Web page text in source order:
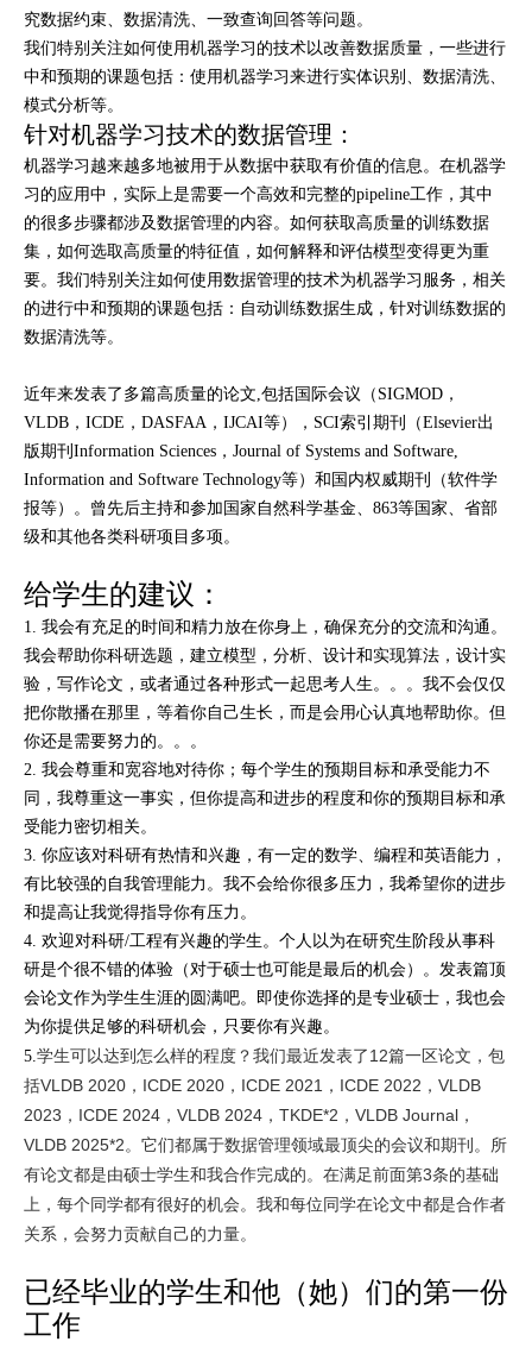
究数据约束、数据清洗、一致查询回答等问题。
我们特别关注如何使用机器学习的技术以改善数据质量，一些进行
中和预期的课题包括：使用机器学习来进行实体识别、数据清洗、
模式分析等。
针对机器学习技术的数据管理：
机器学习越来越多地被用于从数据中获取有价值的信息。在机器学
习的应用中，实际上是需要一个高效和完整的pipeline工作，其中
的很多步骤都涉及数据管理的内容。如何获取高质量的训练数据
集，如何选取高质量的特征值，如何解释和评估模型变得更为重
要。我们特别关注如何使用数据管理的技术为机器学习服务，相关
的进行中和预期的课题包括：自动训练数据生成，针对训练数据的
数据清洗等。
近年来发表了多篇高质量的论文,包括国际会议（SIGMOD，
VLDB，ICDE，DASFAA，IJCAI等），SCI索引期刊（Elsevier出
版期刊Information Sciences，Journal of Systems and Software,
Information and Software Technology等）和国内权威期刊（软件学
报等）。曾先后主持和参加国家自然科学基金、863等国家、省部
级和其他各类科研项目多项。
给学生的建议 ：
1. 我会有充足的时间和精力放在你身上，确保充分的交流和沟通。
我会帮助你科研选题，建立模型，分析、设计和实现算法，设计实
验，写作论文，或者通过各种形式一起思考人生。。。我不会仅仅
把你散播在那里，等着你自己生长，而是会用心认真地帮助你。但
你还是需要努力的。。。
2. 我会尊重和宽容地对待你；每个学生的预期目标和承受能力不
同，我尊重这一事实，但你提高和进步的程度和你的预期目标和承
受能力密切相关。
3. 你应该对科研有热情和兴趣，有一定的数学、编程和英语能力，
有比较强的自我管理能力。我不会给你很多压力，我希望你的进步
和提高让我觉得指导你有压力。
4. 欢迎对科研/工程有兴趣的学生。个人以为在研究生阶段从事科
研是个很不错的体验（对于硕士也可能是最后的机会）。发表篇顶
会论文作为学生生涯的圆满吧。即使你选择的是专业硕士，我也会
为你提供足够的科研机会，只要你有兴趣。
5.学生可以达到怎么样的程度？我们最近发表了12篇一区论文，包
括VLDB 2020，ICDE 2020，ICDE 2021，ICDE 2022，VLDB
2023，ICDE 2024，VLDB 2024，TKDE*2，VLDB Journal，
VLDB 2025*2。它们都属于数据管理领域最顶尖的会议和期刊。 所
有论文都是由硕士学生和我合作完成的。在满足前面第3条的基础
上，每个同学都有很好的机会。我和每位同学在论文中都是合作者
关系，会努力贡献自己的力量。
已经毕业的学生和他（她）们的第一份
工作